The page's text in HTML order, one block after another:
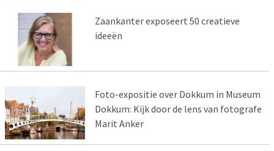
Zaankanter exposeert 50 creatieve
ideeën
Foto-expositie over Dokkum in Museum
Dokkum: Kijk door de lens van fotografe
Marit Anker